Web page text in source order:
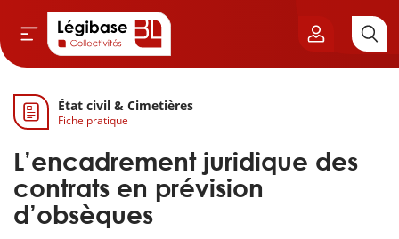
& Cimetières
& Élu local
& Finances locales
État civil & Cimetières
Fiche pratique
L’encadrement juridique des
contrats en prévision
d’obsèques